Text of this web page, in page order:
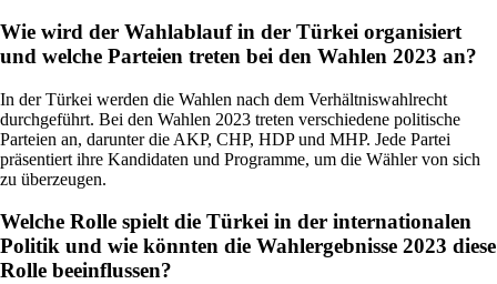
Wie wird der Wahlablauf in der Türkei organisiert
und welche Parteien treten bei den Wahlen 2023 an?
In der Türkei werden die Wahlen nach dem Verhältniswahlrecht
durchgeführt. Bei den Wahlen 2023 treten verschiedene politische
Parteien an, darunter die AKP, CHP, HDP und MHP. Jede Partei
präsentiert ihre Kandidaten und Programme, um die Wähler von sich
zu überzeugen.
Welche Rolle spielt die Türkei in der internationalen
Politik und wie könnten die Wahlergebnisse 2023 diese
Rolle beeinflussen?